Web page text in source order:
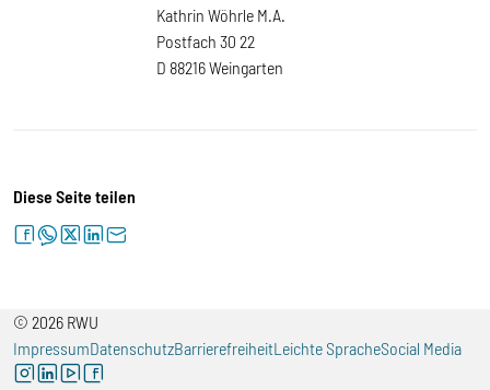
Kathrin Wöhrle M.A.
Postfach 30 22
D 88216 Weingarten
Diese Seite teilen
facebookwhatsapptwitterlinkedinletter
© 2026 RWU
ImpressumDatenschutzBarrierefreiheitLeichte SpracheSocial Media
instagramlinkedinyoutubefacebook